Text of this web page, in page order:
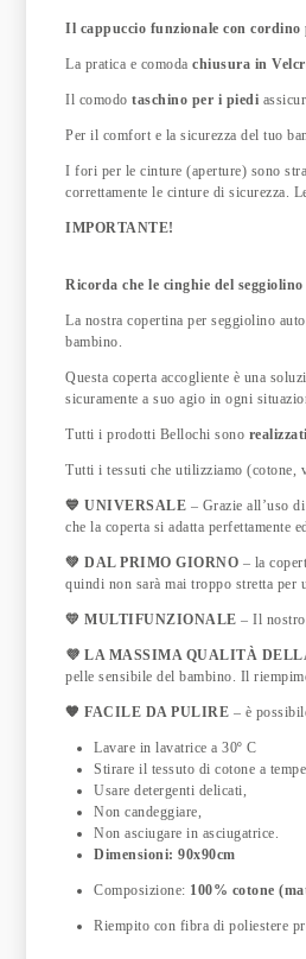
Il cappuccio funzionale con
La pratica e comodachiusura in
Il comodotaschino per i piedi
Per il comfort e la sicurezza del tuo
I fori per le cinture (aperture) sono
correttamente le cinture di sicurezza.
IMPORTANTE!
Ricorda che le cinghie del
La nostra copertina per seggiolino
bambino.
Questa coperta accogliente è una
sicuramente a suo agio in ogni
Tutti i prodotti Bellochi sono
Tutti i tessuti che utilizziamo (cotone,
💙 UNIVERSALE – Grazie all’uso
che la coperta si adatta perfettamente
💚 DAL PRIMO GIORNO – la
quindi non sarà mai troppo stretta per
💛 MULTIFUNZIONALE– Il nostro
💜 LA MASSIMA QUALITÀ
pelle sensibile del bambino. Il
🧡 FACILE DA PULIRE – è
Lavare in lavatrice a 30º C
Stirare il tessuto di cotone a
Usare detergenti delicati,
Non candeggiare,
Non asciugare in asciugatrice.
Dimensioni: 90x90cm
Composizione: 100% cotone
Riempito con fibra di poliestere